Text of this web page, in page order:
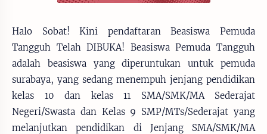
Halo Sobat! Kini pendaftaran Beasiswa Pemuda
Tangguh Telah DIBUKA! Beasiswa Pemuda Tangguh
adalah beasiswa yang diperuntukan untuk pemuda
surabaya, yang sedang menempuh jenjang pendidikan
kelas 10 dan kelas 11 SMA/SMK/MA Sederajat
Negeri/Swasta dan Kelas 9 SMP/MTs/Sederajat yang
melanjutkan pendidikan di Jenjang SMA/SMK/MA